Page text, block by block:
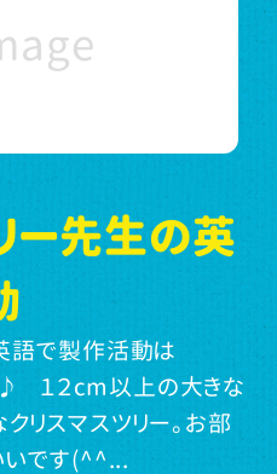
ー先生の英
語で製作活動は
１２cm以上の大きな
リスマスツリー。お部
いです(^^...